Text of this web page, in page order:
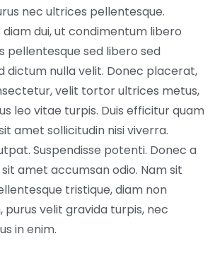
nec ultrices pellentesque.
diam dui, ut condimentum libero
pellentesque sed libero sed
dictum nulla velit. Donec placerat,
velit tortor ultrices metus,
leo vitae turpis. Duis efficitur quam
amet sollicitudin nisi viverra.
Suspendisse potenti. Donec a
sit amet accumsan odio. Nam sit
tristique, diam non
velit gravida turpis, nec
in enim.